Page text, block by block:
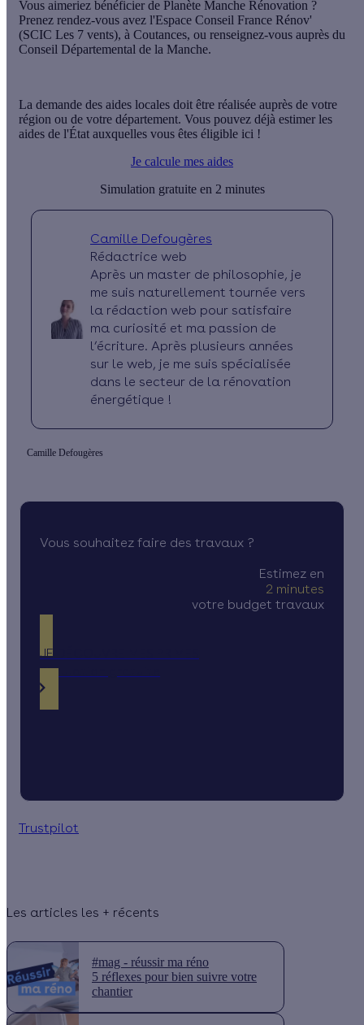
Vous aimeriez bénéficier de Planète Manche Rénovation ?
Prenez rendez-vous avez l'Espace Conseil France Rénov'
(SCIC Les 7 vents), à Coutances, ou renseignez-vous auprès du
Conseil Départemental de la Manche.
La demande des aides locales doit être réalisée auprès de votre
région ou de votre département. Vous pouvez déjà estimer les
aides de l'État auxquelles vous êtes éligible ici !
Je calcule mes aides
Simulation gratuite en 2 minutes
Camille Defougères
Rédactrice web
Après un master de philosophie, je
me suis naturellement tournée vers
la rédaction web pour satisfaire
ma curiosité et ma passion de
l’écriture. Après plusieurs années
sur le web, je me suis spécialisée
dans le secteur de la rénovation
énergétique !
Camille Defougères
Vous souhaitez faire des travaux ?
Estimez en
2 minutes
votre budget travaux
JE DÉCOUVRE MES PRIMES
Simulation gratuite
Trustpilot
Les articles les + récents
#mag - réussir ma réno
5 réflexes pour bien suivre votre
chantier